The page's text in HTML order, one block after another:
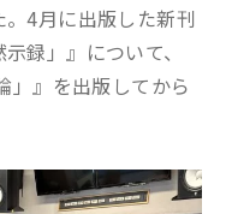
4月に出版した新刊
録」』について、
」』を出版してから